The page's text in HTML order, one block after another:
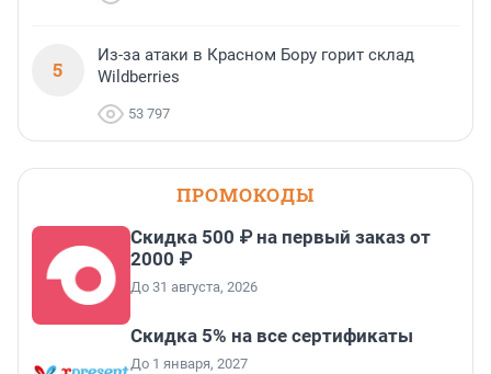
5
Из-за атаки в Красном Бору горит склад
Wildberries
53 797
ПРОМОКОДЫ
Скидка 500 ₽ на первый заказ от
2000 ₽
До 31 августа, 2026
Скидка 5% на все сертификаты
До 1 января, 2027